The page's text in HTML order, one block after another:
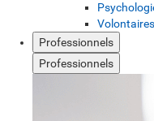
Professionnels
Professionnels